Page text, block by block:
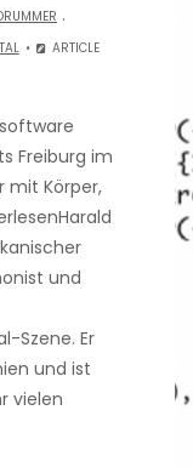
.
ARTICLE
Freiburg im
mit Körper,
und
Szene. Er
und ist
vielen